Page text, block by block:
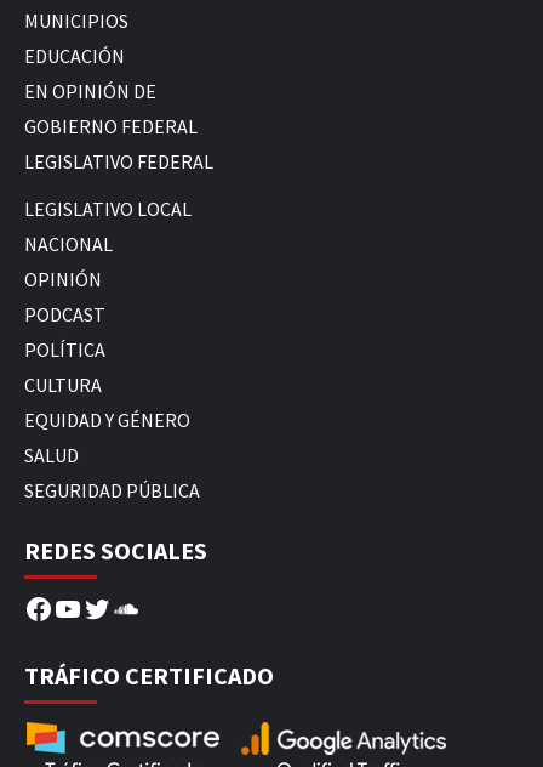
MUNICIPIOS
EDUCACIÓN
EN OPINIÓN DE
GOBIERNO FEDERAL
LEGISLATIVO FEDERAL
LEGISLATIVO LOCAL
NACIONAL
OPINIÓN
PODCAST
POLÍTICA
CULTURA
EQUIDAD Y GÉNERO
SALUD
SEGURIDAD PÚBLICA
REDES SOCIALES
Facebook
YouTube
Twitter
SoundCloud
TRÁFICO CERTIFICADO